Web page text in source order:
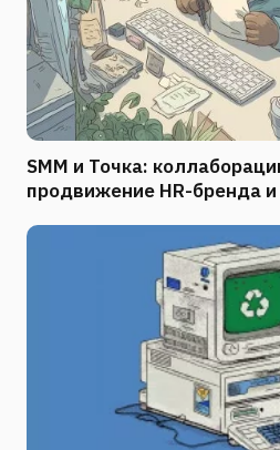
SMM и Точка:
продвижение HR-бренда